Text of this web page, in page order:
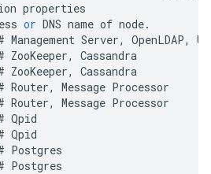
properties
or DNS name of node.
Management Server, OpenLDAP, UI
ZooKeeper,
Cassandra
ZooKeeper,
Cassandra
Router, Message Processor
Router, Message Processor
Qpid
Qpid
Postgres
Postgres